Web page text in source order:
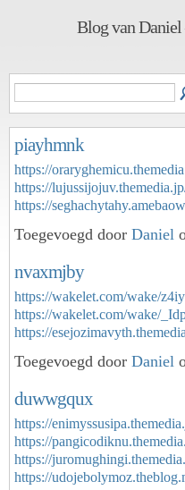
Blog van
piayhmnk
https://
https://
https://
Toegevoegd door Daniel
nvaxmjby
https://wakelet.com/wake/
https://wakelet.com/wake/
https://
Toegevoegd door Daniel
duwwgqux
https://
https://
https://
https://